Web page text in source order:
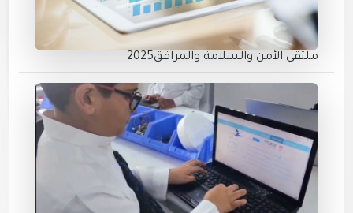
ملتقى الأمن والسلامة والمرافق2025